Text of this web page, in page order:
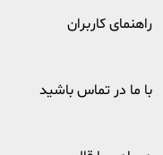
راهنمای کاربران
با ما در تماس باشید